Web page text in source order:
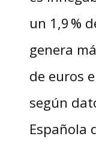
un 1,9 %
genera
de euros
según
Española